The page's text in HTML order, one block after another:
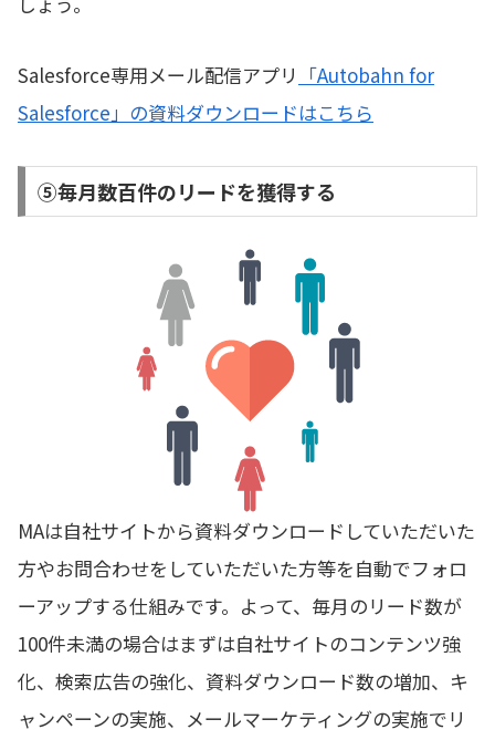
Salesforce専用メール配信アプリ 「Autobahn for
Salesforce」の資料ダウンロードはこちら
➄毎月数百件のリードを獲得する
MAは自社サイトから資料ダウンロードしていただいた
方やお問合わせをしていただいた方等を自動でフォロ
ーアップする仕組みです。よって、毎月のリード数が
100件未満の場合はまずは自社サイトのコンテンツ強
化、検索広告の強化、資料ダウンロード数の増加、キ
ャンペーンの実施、メールマーケティングの実施でリ